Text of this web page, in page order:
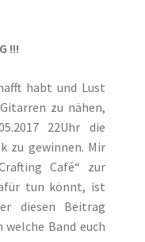
!!!
habt und Lust
zu nähen,
22Uhr die
zu gewinnen. Mir
Café“ zur
tun könnt, ist
diesen Beitrag
Band euch